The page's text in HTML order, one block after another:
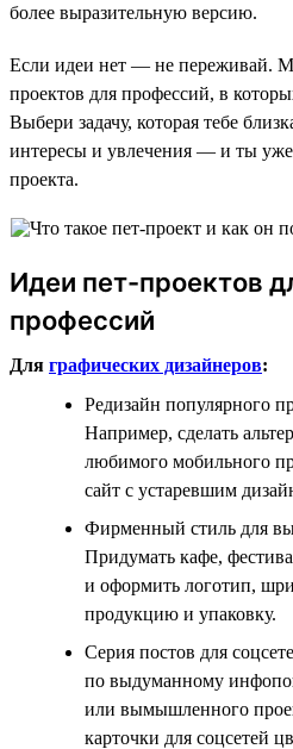
более выразительную версию.
Если идеи нет — не переживай.
проектов для профессий, в
Выбери задачу, которая тебе
интересы и увлечения — и ты уже
проекта.
Идеи пет-проектов
профессий
Для графических дизайнеров:
Редизайн популярного
Например, сделать
любимого мобильного
сайт с устаревшим
Фирменный стиль для
Придумать кафе,
и оформить логотип,
продукцию и упаковку.
Серия постов для
по выдуманному
или вымышленного
карточки для соцсетей